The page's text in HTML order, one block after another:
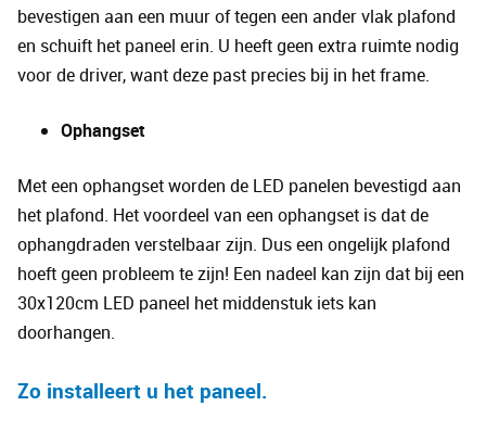
bevestigen aan een muur of tegen een ander vlak plafond
en schuift het paneel erin. U heeft geen extra ruimte nodig
voor de driver, want deze past precies bij in het frame.
Ophangset
Met een ophangset worden de LED panelen bevestigd aan
het plafond. Het voordeel van een ophangset is dat de
ophangdraden verstelbaar zijn. Dus een ongelijk plafond
hoeft geen probleem te zijn! Een nadeel kan zijn dat bij een
30x120cm LED paneel het middenstuk iets kan
doorhangen.
Zo installeert u het paneel.